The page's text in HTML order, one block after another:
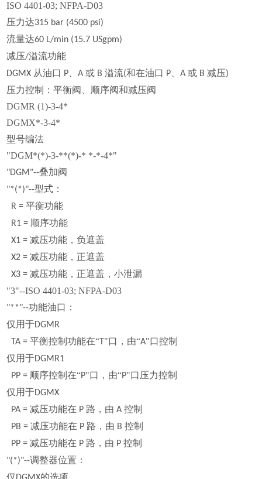
ISO 4401-03; NFPA-D03
压力达315 bar (4500 psi)
流量达60 L/min (15.7 USgpm)
减压/溢流功能
DGMX从油口 P、A或 B溢流(和在油口 P、A或 B减压)
压力控制：平衡阀、顺序阀和减压阀
DGMR (1)-3-4*
DGMX*-3-4*
型号编法
"DGM*(*)-3-**(*)-* *-*-4*"
"DGM"--叠加阀
"*(*)"--型式：
R =平衡功能
R1 =顺序功能
X1 =减压功能，负遮盖
X2 =减压功能，正遮盖
X3 =减压功能，正遮盖，小泄漏
"3"--ISO 4401-03; NFPA-D03
"**"--功能油口：
仅用于DGMR
TA =平衡控制功能在“T "口，由“A"口控制
仅用于DGMR1
PP =顺序控制在“P"口，由“P"口压力控制
仅用于DGMX
PA =减压功能在 P路，由A控制
PB =减压功能在 P路，由 B控制
PP =减压功能在 P路，由 P控制
"(*)"--调整器位置：